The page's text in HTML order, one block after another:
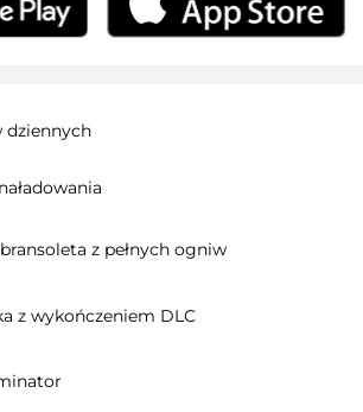
dziennych
z pełnych ogniw
z wykończeniem DLC